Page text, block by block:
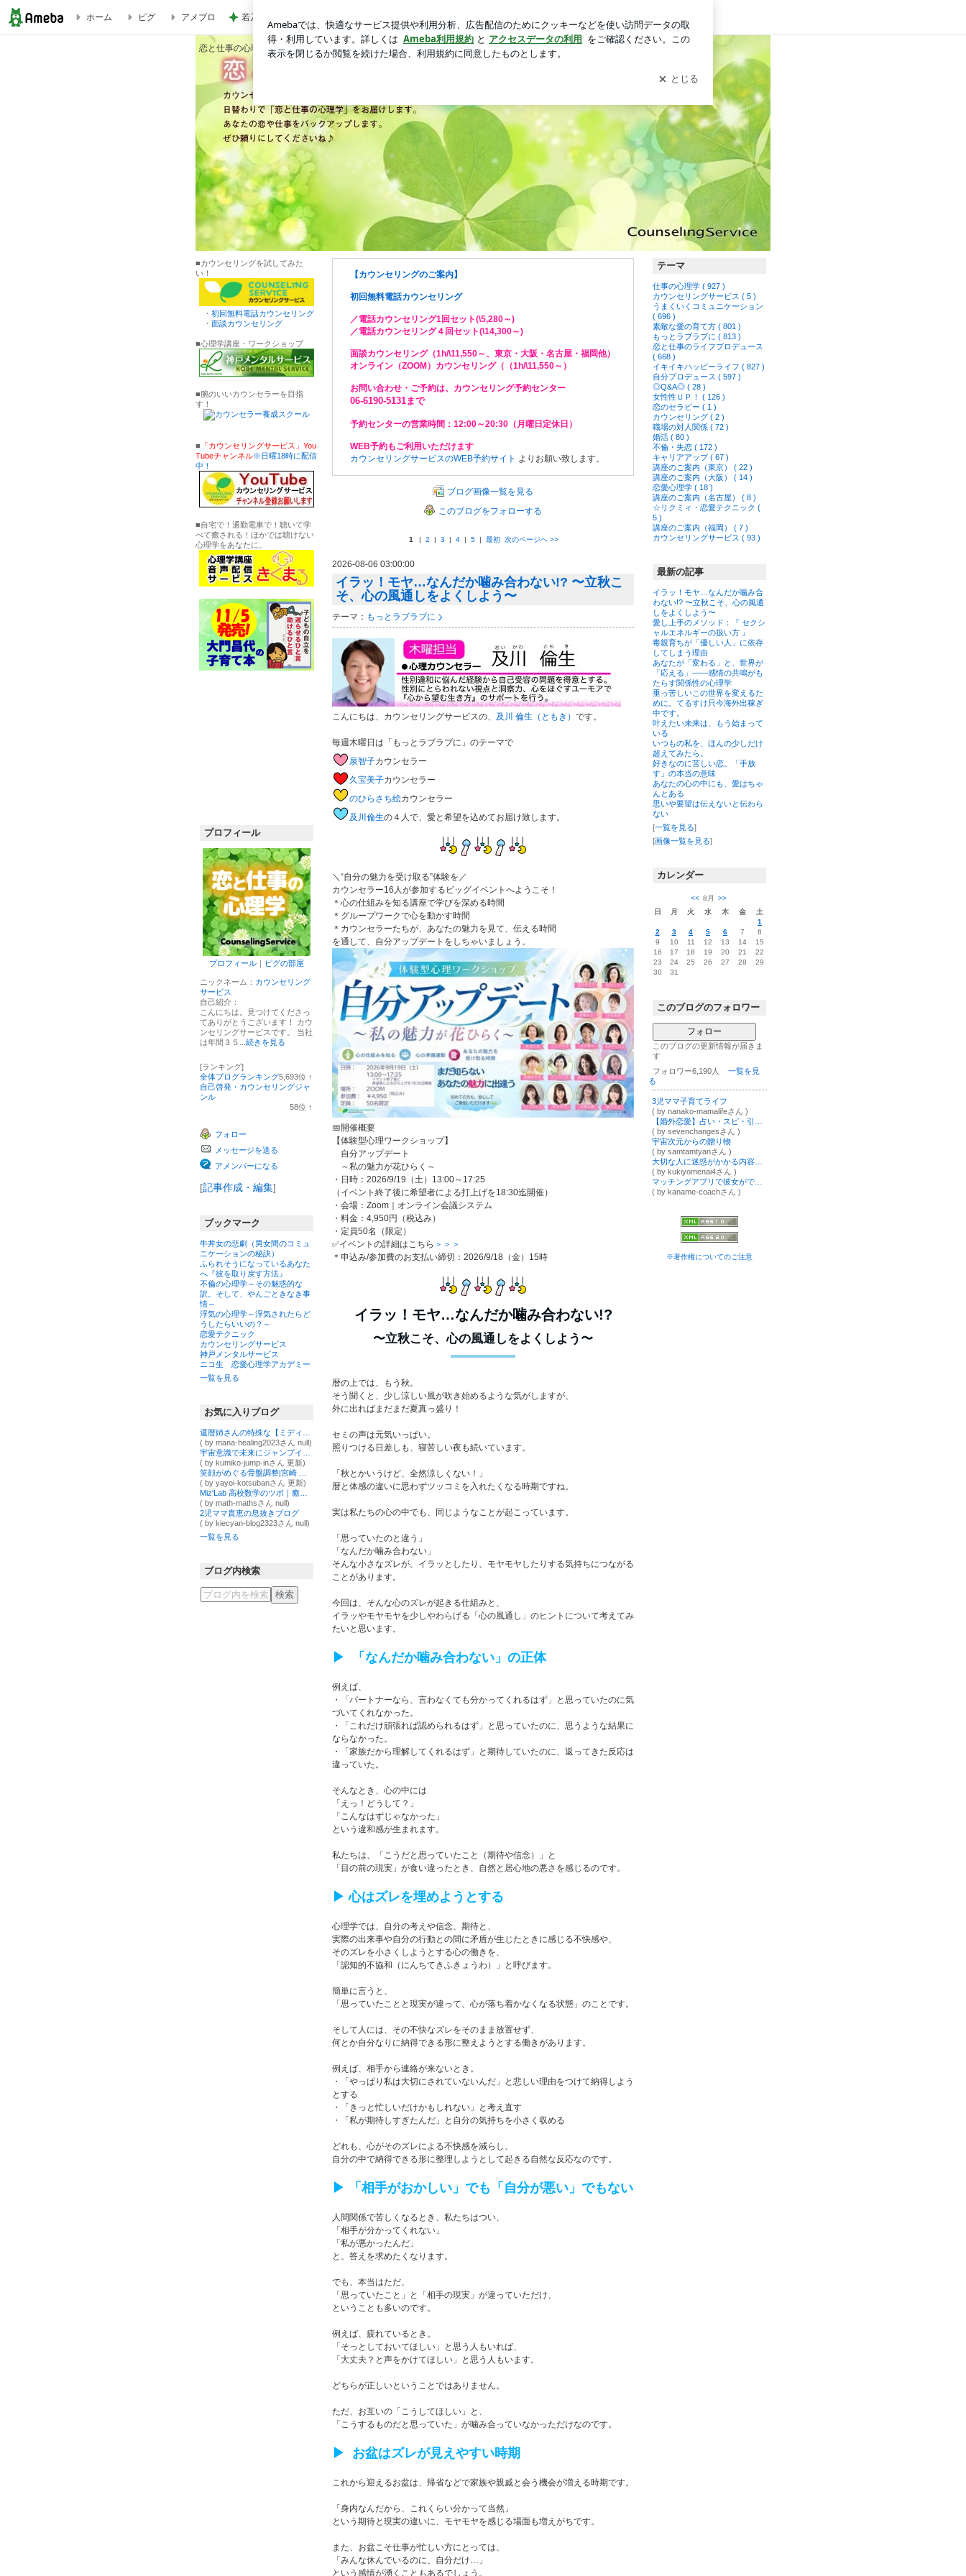
恋と仕事の心理学@カウンセリングサービス
ホーム ピグ アメブロ 若乃花 とろろ蕎麦と餃子で一人飯
恋と仕事の心理学@カウンセリングサービス
恋と仕事の心理学@カウンセリングサービス
■カウンセリングを試してみた
い！
・ 初回無料電話カウンセリング
・ 面談カウンセリング
■心理学講座・ワークショップ
■腕のいいカウンセラーを目指
す！
■ 「カウンセリングサービス」You
Tubeチャンネル※日曜18時に配信
中！
■自宅で！通勤電車で！聴いて学
べて癒される！ほかでは聴けない
心理学をあなたに。
プロフィール
プロフィール ｜ ピグの部屋
ニックネーム： カウンセリング
サービス
自己紹介：
こんにちは。見つけてくださっ
てありがとうございます！ カウ
ンセリングサービスです。 当社
は年間３５... 続きを見る
[ランキング]
全体ブログランキング5,693位 ↑
自己啓発・カウンセリングジャ
ンル
58位 ↑
フォロー
メッセージを送る
アメンバーになる
[記事作成・編集]
ブックマーク
牛丼女の悲劇（男女間のコミュ
ニケーションの秘訣）
ふられそうになっているあなた
へ『彼を取り戻す方法』
不倫の心理学～その魅惑的な
訳。そして、やんごときなき事
情～
浮気の心理学～浮気されたらど
うしたらいいの？～
恋愛テクニック
カウンセリングサービス
神戸メンタルサービス
ニコ生 恋愛心理学アカデミー
一覧を見る
お気に入りブログ
( by mana-healing2023さん null)
( by kumiko-jump-inさん 更新)
( by yayoi-kotsubanさん 更新)
( by math-mathsさん null)
2児ママ貴恵の息抜きブログ
( by kiecyan-blog2323さん null)
一覧を見る
ブログ内検索
【カウンセリングのご案内】
初回無料電話カウンセリング
／電話カウンセリング1回セット(\5,280～)
／電話カウンセリング４回セット(\14,300～)
面談カウンセリング（1h/\11,550～、東京・大阪・名古屋・福岡他）
オンライン（ZOOM）カウンセリング（ （1h/\11,550～）
お問い合わせ・ご予約は、 カウンセリング予約センター
06-6190-5131まで
予約センターの営業時間：12:00～20:30（月曜日定休日）
WEB予約もご利用いただけます
カウンセリングサービスのWEB予約サイト よりお願い致します。
ブログ画像一覧を見る
このブログをフォローする
1 | 2 | 3 | 4 | 5 | 最初 次のページへ >>
2026-08-06 03:00:00
イラッ！モヤ…なんだか噛み合わない!? 〜立秋こ
そ、心の風通しをよくしよう〜
テーマ： もっとラブラブに
こんにちは、カウンセリングサービスの、 及川 倫生（ともき） です。
毎週木曜日は「もっとラブラブに」のテーマで
泉智子カウンセラー
久宝美子カウンセラー
のひらさち絵カウンセラー
及川倫生の４人で、愛と希望を込めてお届け致します。
＼“自分の魅力を受け取る”体験を／
カウンセラー16人が参加するビッグイベントへようこそ！
＊心の仕組みを知る講座で学びを深める時間
＊グループワークで心を動かす時間
＊カウンセラーたちが、あなたの魅力を見て、伝える時間
を通して、自分アップデートをしちゃいましょう。
📅開催概要
【体験型心理ワークショップ】
自分アップデート
～私の魅力が花ひらく～
・日時：2026/9/19（土）13:00～17:25
（イベント終了後に希望者による打上げを18:30迄開催）
・会場：Zoom｜オンライン会議システム
・料金：4,950円（税込み）
・定員50名（限定）
✅イベントの詳細はこちら ＞＞＞
＊申込み/参加費のお支払い締切：2026/9/18（金）15時
イラッ！モヤ…なんだか噛み合わない!?
〜立秋こそ、心の風通しをよくしよう〜
暦の上では、もう秋。
そう聞くと、少し涼しい風が吹き始めるような気がしますが、
外に出ればまだまだ夏真っ盛り！
セミの声は元気いっぱい。
照りつける日差しも、寝苦しい夜も続いています。
「秋とかいうけど、全然涼しくない！」
暦と体感の違いに思わずツッコミを入れたくなる時期ですね。
実は私たちの心の中でも、同じようなことが起こっています。
「思っていたのと違う」
「なんだか噛み合わない」
そんな小さなズレが、イラッとしたり、モヤモヤしたりする気持ちにつながる
ことがあります。
今回は、そんな心のズレが起きる仕組みと、
イラッやモヤモヤを少しやわらげる「心の風通し」のヒントについて考えてみ
たいと思います。
▶︎ 「なんだか噛み合わない」の正体
例えば、
・「パートナーなら、言わなくても分かってくれるはず」と思っていたのに気
づいてくれなかった。
・「これだけ頑張れば認められるはず」と思っていたのに、思うような結果に
ならなかった。
・「家族だから理解してくれるはず」と期待していたのに、返ってきた反応は
違っていた。
そんなとき、心の中には
「えっ！どうして？」
「こんなはずじゃなかった」
という違和感が生まれます。
私たちは、「こうだと思っていたこと（期待や信念）」と
「目の前の現実」が食い違ったとき、自然と居心地の悪さを感じるのです。
▶︎ 心はズレを埋めようとする
心理学では、自分の考えや信念、期待と、
実際の出来事や自分の行動との間に矛盾が生じたときに感じる不快感や、
そのズレを小さくしようとする心の働きを、
「認知的不協和（にんちてきふきょうわ）」と呼びます。
簡単に言うと、
「思っていたことと現実が違って、心が落ち着かなくなる状態」のことです。
そして人には、その不快なズレをそのまま放置せず、
何とか自分なりに納得できる形に整えようとする働きがあります。
例えば、相手から連絡が来ないとき。
・「やっぱり私は大切にされていないんだ」と悲しい理由をつけて納得しよう
とする
・「きっと忙しいだけかもしれない」と考え直す
・「私が期待しすぎたんだ」と自分の気持ちを小さく収める
どれも、心がそのズレによる不快感を減らし、
自分の中で納得できる形に整理しようとして起きる自然な反応なのです。
▶︎ 「相手がおかしい」でも「自分が悪い」でもない
人間関係で苦しくなるとき、私たちはつい、
「相手が分かってくれない」
「私が悪かったんだ」
と、答えを求めたくなります。
でも、本当はただ、
「思っていたこと」と「相手の現実」が違っていただけ、
ということも多いのです。
例えば、疲れているとき。
「そっとしておいてほしい」と思う人もいれば、
「大丈夫？と声をかけてほしい」と思う人もいます。
どちらが正しいということではありません。
ただ、お互いの「こうしてほしい」と、
「こうするものだと思っていた」が噛み合っていなかっただけなのです。
▶︎ お盆はズレが見えやすい時期
これから迎えるお盆は、帰省などで家族や親戚と会う機会が増える時期です。
「身内なんだから、これくらい分かって当然」
という期待と現実の違いに、モヤモヤを感じる場面も増えがちです。
また、お盆こそ仕事が忙しい方にとっては、
「みんな休んでいるのに、自分だけ…」
という感情が湧くこともあるでしょう。
テーマ
仕事の心理学 ( 927 )
カウンセリングサービス ( 5 )
うまくいくコミュニケーション
( 696 )
素敵な愛の育て方 ( 801 )
もっとラブラブに ( 813 )
恋と仕事のライフプロデュース
( 668 )
イキイキハッピーライフ ( 827 )
自分プロデュース ( 597 )
◎Q&A◎ ( 28 )
女性性ＵＰ！ ( 126 )
恋のセラピー ( 1 )
カウンセリング ( 2 )
職場の対人関係 ( 72 )
婚活 ( 80 )
不倫・失恋 ( 172 )
キャリアアップ ( 67 )
講座のご案内（東京） ( 22 )
講座のご案内（大阪） ( 14 )
恋愛心理学 ( 18 )
講座のご案内（名古屋） ( 8 )
☆リクミィ・恋愛テクニック (
5 )
講座のご案内（福岡） ( 7 )
カウンセリングサービス ( 93 )
最新の記事
イラッ！モヤ…なんだか噛み合
わない!? 〜立秋こそ、心の風通
しをよくしよう〜
愛し上手のメソッド：『 セクシ
ャルエネルギーの扱い方 』
毒親育ちが「優しい人」に依存
してしまう理由
あなたが「変わる」と、世界が
「応える」――感情の共鳴がも
たらす関係性の心理学
重っ苦しいこの世界を変えるた
めに。てるすけ只今海外出稼ぎ
中です。
叶えたい未来は、もう始まって
いる
いつもの私を、ほんの少しだけ
超えてみたら。
好きなのに苦しい恋。「手放
す」の本当の意味
あなたの心の中にも、愛はちゃ
んとある
思いや要望は伝えないと伝わら
ない
[一覧を見る]
[画像一覧を見る]
カレンダー
<< 8月
>>
日
月 火 水 木 金
土
1
2
3 4 5 6 7
8
9
10 11 12 13 14
15
16
17 18 19 20 21
22
23
24 25 26 27 28
29
30
31
このブログのフォロワー
フォロー
このブログの更新情報が届きま
す
フォロワー6,190人
一覧を見
る
3児ママ子育てライフ
( by nanako-mamalifeさん )
( by sevenchangesさん )
宇宙次元からの贈り物
( by samtamtyanさん )
( by kukiyomenai4さん )
( by kaname-coachさん )
※著作権についてのご注意